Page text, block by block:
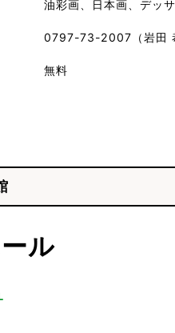
油彩画、日本画、デッ
0797-73-2007（岩田
無料
ル